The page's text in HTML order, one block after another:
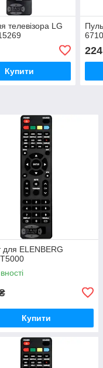
телевізора LG
Купити
224
для ELENBERG
Купити